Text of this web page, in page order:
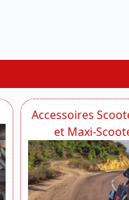
Accessoires
et Maxi-